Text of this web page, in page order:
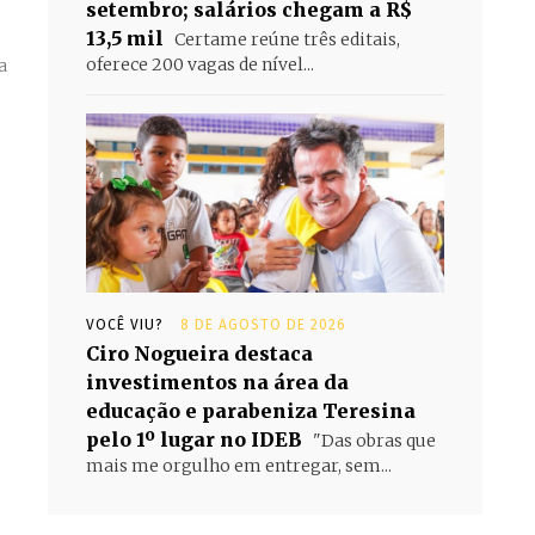
setembro; salários chegam a R$
13,5 mil Certame reúne três editais,
oferece 200 vagas de nível...
VOCÊ VIU? 8 DE AGOSTO DE 2026
Ciro Nogueira destaca
investimentos na área da
educação e parabeniza Teresina
pelo 1º lugar no IDEB
"Das obras que
mais me orgulho em entregar, sem...